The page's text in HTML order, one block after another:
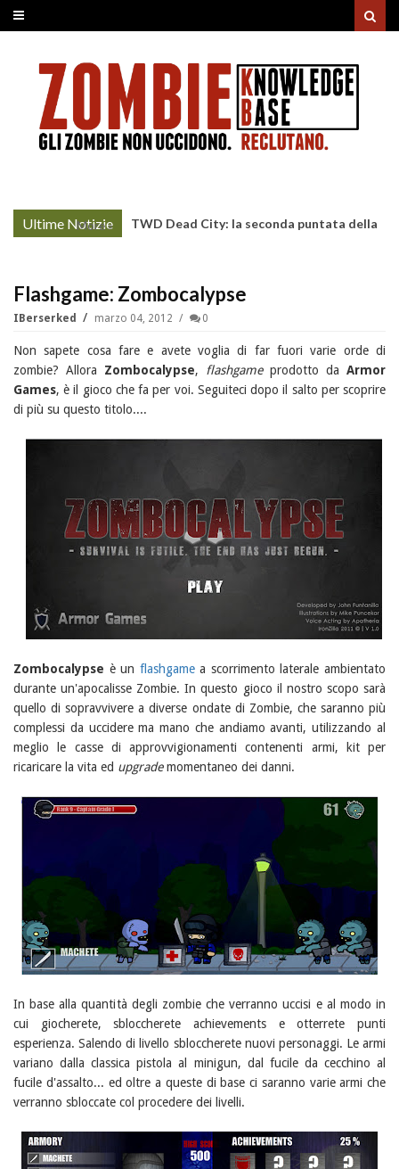
Ultime Notizie
More »
TWD Dead City: la seconda puntata della
Flashgame: Zombocalypse
IBerserked marzo 04, 2012 0
Non sapete cosa fare e avete voglia di far fuori varie orde di
zombie? Allora Zombocalypse, flashgameprodotto da Armor
Games, è il gioco che fa per voi. Seguiteci dopo il salto per scoprire
di più su questo titolo....
Zombocalypse è un flashgamea scorrimento laterale ambientato
durante un'apocalisse Zombie. In questo gioco il nostro scopo sarà
quello di sopravvivere a diverse ondate di Zombie, che saranno più
complessi da uccidere ma mano che andiamo avanti, utilizzando al
meglio le casse di approvvigionamenti contenenti armi, kit per
ricaricare la vita ed upgrademomentaneo dei danni.
In base alla quantità degli zombie che verranno uccisi e al modo in
cui giocherete, sbloccherete achievements e otterrete punti
esperienza. Salendo di livello sbloccherete nuovi personaggi. Le armi
variano dalla classica pistola al minigun, dal fucile da cecchino al
fucile d'assalto... ed oltre a queste di base ci saranno varie armi che
verranno sbloccate col procedere dei livelli.